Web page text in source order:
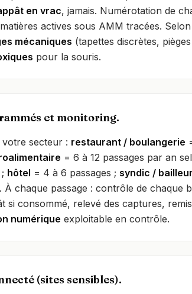
en vrac, jamais. Numérotation de
actives sous AMM tracées.
mécaniques (tapettes discrètes,
pour la souris.
et monitoring.
votre secteur : restaurant / boulangerie
= 6 à 12 passages par an
hôtel = 4 à 6 passages ; syndic /
À chaque passage : contrôle de chaque
si consommé, relevé des captures,
numérique exploitable en contrôle.
(sites sensibles).